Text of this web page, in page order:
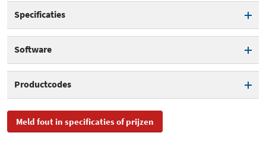
Specificaties
Interface USB
Afstandsbediening
meegeleverd
Software
Productcodes
SKU 1590, 01590
Meld fout in specificaties of prijzen